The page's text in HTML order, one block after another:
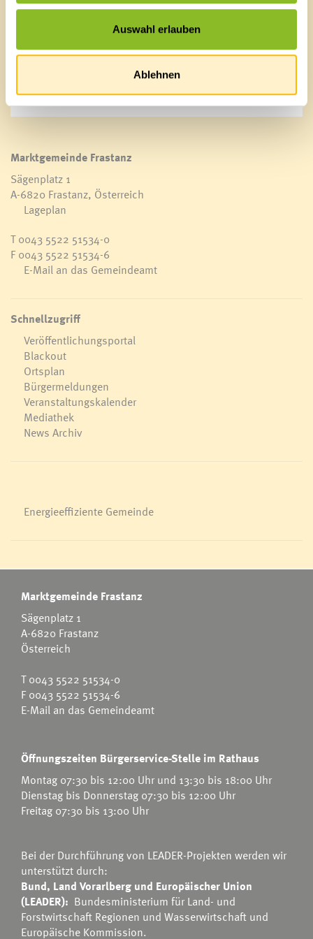
Auswahl erlauben
Ablehnen
24.02. 19:30 Uhr Schaaner-Ried-Fahren im
24.02. anschl. Feier im Festzelt im Ortszentrum
24.02. 21:00 Uhr Feier im Musikheim
Marktgemeinde Frastanz
Sägenplatz 1
A-6820 Frastanz, Österreich
Lageplan
T0043 5522 51534-0
F 0043 5522 51534-6
E-Mail an das Gemeindeamt
Schnellzugriff
Veröffentlichungsportal
Blackout
Ortsplan
Bürgermeldungen
Veranstaltungskalender
Mediathek
News Archiv
Energieeffiziente Gemeinde
Marktgemeinde Frastanz
Sägenplatz 1
A-6820 Frastanz
Österreich
T0043 5522 51534-0
F 0043 5522 51534-6
E-Mail an das Gemeindeamt
Öffnungszeiten Bürgerservice-Stelle im Rathaus
Montag 07:30 bis 12:00 Uhr und 13:30 bis 18:00 Uhr
Dienstag bis Donnerstag 07:30 bis 12:00 Uhr
Freitag 07:30 bis 13:00 Uhr
Bei der Durchführung von LEADER-Projekten werden wir
unterstützt durch:
Bund, Land Vorarlberg und Europäischer Union
(LEADER): Bundesministerium für Land- und
Forstwirtschaft Regionen und Wasserwirtschaft und
Europäische Kommission.